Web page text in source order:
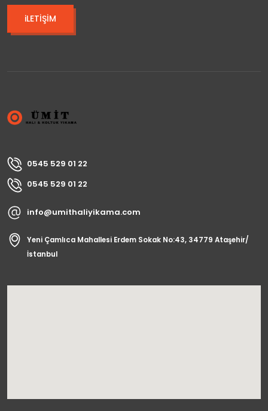
iLETİŞİM
0545 529 01 22
0545 529 01 22
info@umithaliyikama.com
Yeni Çamlıca Mahallesi Erdem Sokak No:43, 34779 Ataşehir/
İstanbul